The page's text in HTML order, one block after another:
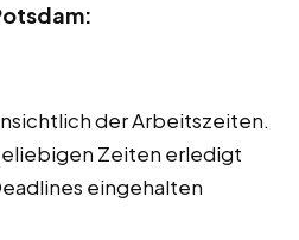
der Arbeitszeiten.
Zeiten erledigt
eingehalten